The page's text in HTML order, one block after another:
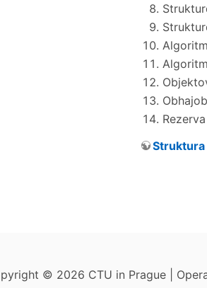
Rezerva
© 2026 CTU in Prague |